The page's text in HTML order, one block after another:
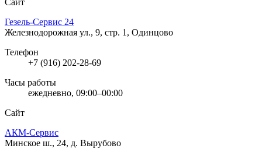
Гезель-Сервис 24
Железнодорожная ул., 9, стр. 1, Одинцово
Телефон
+7 (916) 202-28-69
Часы работы
ежедневно, 09:00–00:00
Сайт
АКМ-Сервис
Минское ш., 24, д. Вырубово